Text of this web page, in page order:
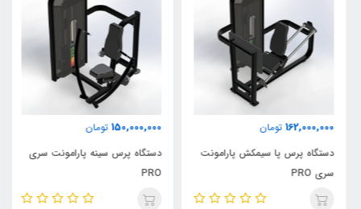
162,000,000 تومان
دستگاه پرس پا سیمکش پارامونت
سری PRO
150,000,000 تومان
دستگاه پرس سینه پارامونت سری
PRO